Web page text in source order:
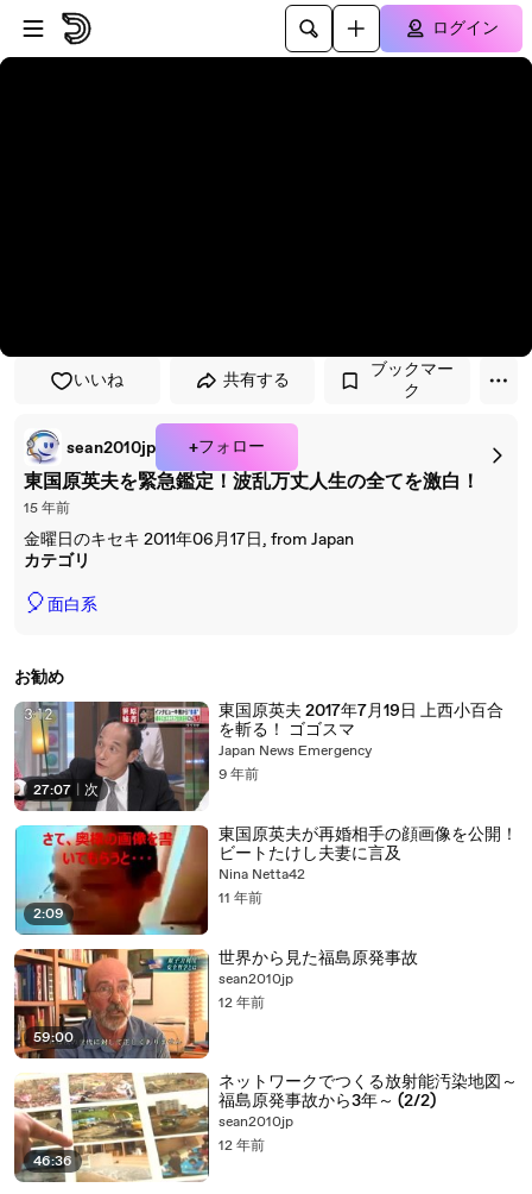
プレイヤーにスキップ
メインコンテンツにスキップ
ログイン
いいね 共有する
ブックマー
ク
sean2010jp +フォロー
東国原英夫を緊急鑑定！波乱万丈人生の全てを激白！
15 年前
金曜日のキセキ 2011年06月17日, from Japan
カテゴリ
🎈面白系
お勧め
27:07 次
東国原英夫 2017年7月19日 上西小百合
を斬る！ ゴゴスマ
Japan News Emergency
9 年前
2:09
東国原英夫が再婚相手の顔画像を公開！
ビートたけし夫妻に言及
Nina Netta42
11 年前
59:00
世界から見た福島原発事故
sean2010jp
12 年前
46:36
ネットワークでつくる放射能汚染地図～
福島原発事故から3年～ (2/2)
sean2010jp
12 年前